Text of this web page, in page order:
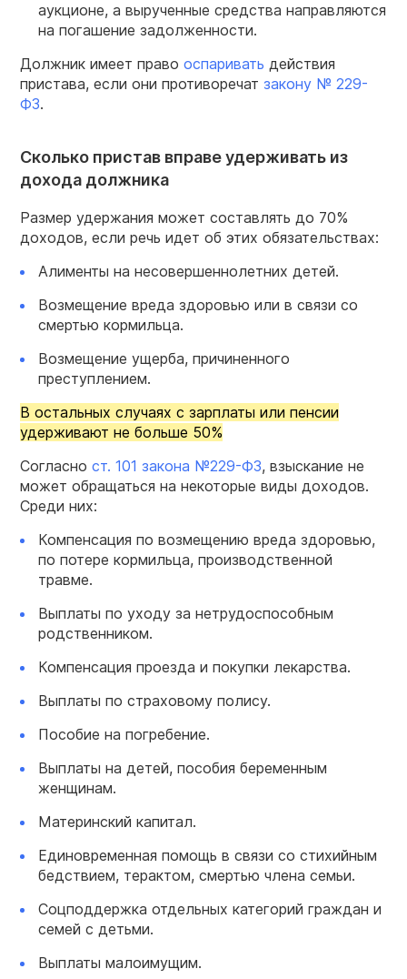
аукционе, а вырученные средства направляются
на погашение задолженности.
Должник имеет право оспаривать действия
пристава, если они противоречат закону № 229-
ФЗ.
Сколько пристав вправе удерживать из
дохода должника
Размер удержания может составлять до 70%
доходов, если речь идет об этих обязательствах:
Алименты на несовершеннолетних детей.
Возмещение вреда здоровью или в связи со
смертью кормильца.
Возмещение ущерба, причиненного
преступлением.
В остальных случаях с зарплаты или пенсии
удерживают не больше 50%
Согласно ст. 101 закона №229-ФЗ, взыскание не
может обращаться на некоторые виды доходов.
Среди них:
Компенсация по возмещению вреда здоровью,
по потере кормильца, производственной
травме.
Выплаты по уходу за нетрудоспособным
родственником.
Компенсация проезда и покупки лекарства.
Выплаты по страховому полису.
Пособие на погребение.
Выплаты на детей, пособия беременным
женщинам.
Материнский капитал.
Единовременная помощь в связи со стихийным
бедствием, терактом, смертью члена семьи.
Соцподдержка отдельных категорий граждан и
семей с детьми.
Выплаты малоимущим.